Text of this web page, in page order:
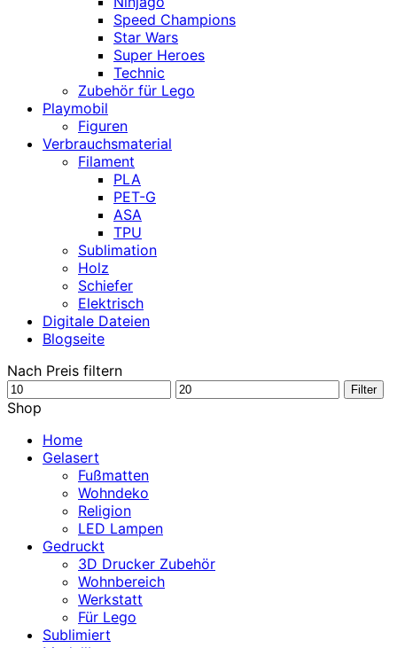
Speed Champions
Star Wars
Super Heroes
Technic
Zubehör für Lego
Playmobil
Figuren
Verbrauchsmaterial
Filament
PLA
PET-G
ASA
TPU
Sublimation
Holz
Schiefer
Elektrisch
Digitale Dateien
Blogseite
Nach Preis filtern
Min.
Preis
Max.
Filter
Shop
Home
Gelasert
Fußmatten
Wohndeko
Religion
LED Lampen
Gedruckt
3D Drucker Zubehör
Wohnbereich
Werkstatt
Für Lego
Sublimiert